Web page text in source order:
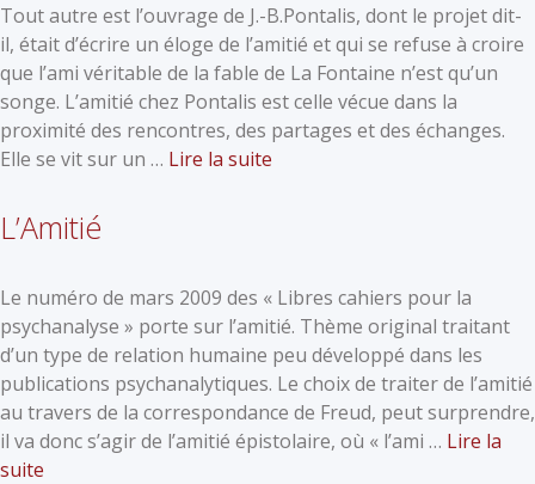
Tout autre est l’ouvrage de J.-B.Pontalis, dont le projet dit-
il, était d’écrire un éloge de l’amitié et qui se refuse à croire
que l’ami véritable de la fable de La Fontaine n’est qu’un
songe. L’amitié chez Pontalis est celle vécue dans la
proximité des rencontres, des partages et des échanges.
Elle se vit sur un … Lire la suite
L’Amitié
Le numéro de mars 2009 des « Libres cahiers pour la
psychanalyse » porte sur l’amitié. Thème original traitant
d’un type de relation humaine peu développé dans les
publications psychanalytiques. Le choix de traiter de l’amitié
au travers de la correspondance de Freud, peut surprendre,
il va donc s’agir de l’amitié épistolaire, où « l’ami … Lire la
suite